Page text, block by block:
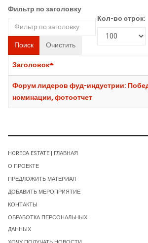
Фильтр по заголовку
Поиск Очистить
Кол-во строк:
Заголовок
Форум лидеров фуд-индустрии:
номинации, фотоотчет
HORECA ESTATE | ГЛАВНАЯ
О ПРОЕКТЕ
ПРЕДЛОЖИТЬ МАТЕРИАЛ
ДОБАВИТЬ МЕРОПРИЯТИЕ
КОНТАКТЫ
ОБРАБОТКА ПЕРСОНАЛЬНЫХ
ДАННЫХ